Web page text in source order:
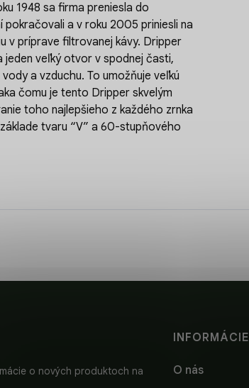
1948 sa firma preniesla do
a v roku 2005 priniesli na
v príprave filtrovanej kávy. Dripper
veľký otvor v spodnej časti,
a vzduchu. To umožňuje veľkú
čomu je tento Dripper skvelým
toho najlepšieho z každého zrnka
tvaru “V” a 60-stupňového
o nových produktoch na
INFORMÁCIE
O nás